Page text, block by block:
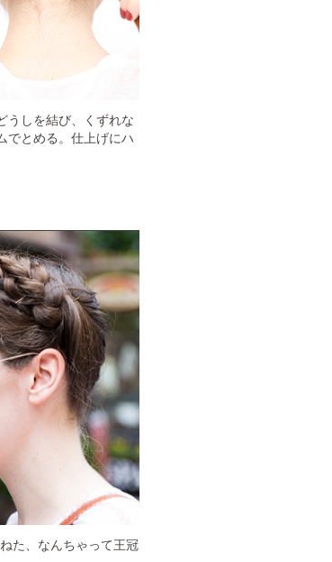
うしを結び、くずれな
でとめる。仕上げにハ
た、なんちゃって王冠